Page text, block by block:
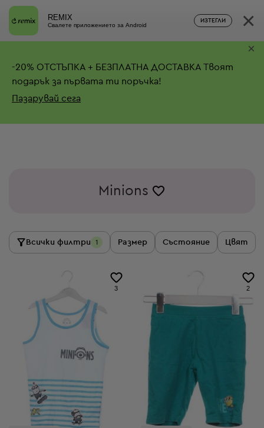
REMIX
Свалете приложението за Android
ИЗТЕГЛИ ×
-20% ОТСТЪПКА + БЕЗПЛАТНА ДОСТАВКА Твоят
подарък за първата ти поръчка!
Пазарувай сега
×
Minions
Всички филтри 1 Размер Състояние Цвят
3 2